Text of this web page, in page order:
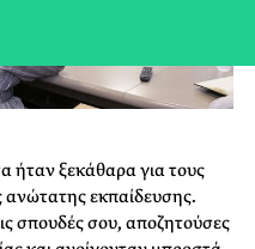
ήταν ξεκάθαρα για τους
ανώτατης εκπαίδευσης.
σπουδές σου, αποζητούσες